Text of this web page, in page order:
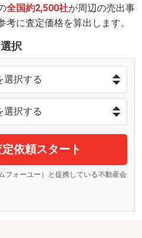
全国約2,500社が周辺の売出事
に査定価格を算出します。
択
依頼スタート
フォーユー）と提携している不動産会